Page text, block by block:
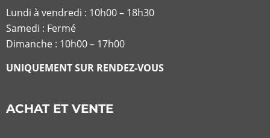
Lundi à vendredi : 10h00 – 18h30
Samedi : Fermé
Dimanche : 10h00 – 17h00
UNIQUEMENT SUR RENDEZ-VOUS
ACHAT ET VENTE